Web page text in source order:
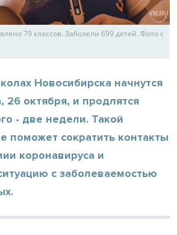
79 классов. Заболели 699 детей. Фото с
Новосибирска начнутся
26 октября, и продлятся
- две недели. Такой
поможет сократить контакты
коронавируса и
с заболеваемостью